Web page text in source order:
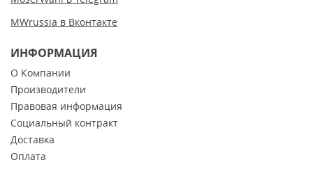
MWrussia в Вконтакте
ИНФОРМАЦИЯ
О Компании
Производители
Правовая информация
Социальный контракт
Доставка
Оплата